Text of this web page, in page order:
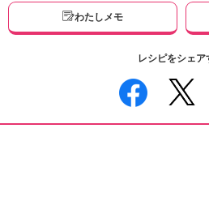
わたしメモ
レシピをシェア